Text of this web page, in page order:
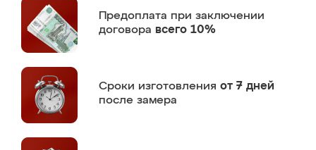
Предоплата при заключении
договора всего 10%
Сроки изготовления от 7 дней
после замера